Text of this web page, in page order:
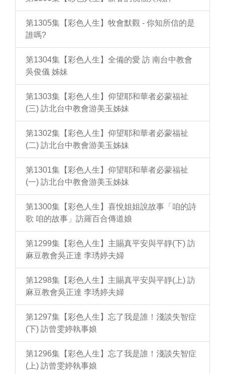
第1305集【彩色人生】牧會默觀 - 你知所信的是
誰嗎?
第1304集【彩色人生】全備的愛 訪 南台中教會
吳俊儀 姊妹
第1303集【彩色人生】仰望耶和華者必蒙福祉
(三) 訪北台中教會游美玉姊妹
第1302集【彩色人生】仰望耶和華者必蒙福祉
(二) 訪北台中教會游美玉姊妹
第1301集【彩色人生】仰望耶和華者必蒙福祉
(一) 訪北台中教會游美玉姊妹
第1300集【彩色人生】喜悅姐姐說故事「咱的詩
歌 咱的故事」訪羅百合傳道娘
第1299集【彩色人生】主賜真平安與平靜(下) 訪
麻豆教會吳正達 李琇婷夫婦
第1298集【彩色人生】主賜真平安與平靜(上) 訪
麻豆教會吳正達 李琇婷夫婦
第1297集【彩色人生】忘了我是誰！淺談失智症
(下) 訪曾雯婷執事娘
第1296集【彩色人生】忘了我是誰！淺談失智症
(上) 訪曾雯婷執事娘